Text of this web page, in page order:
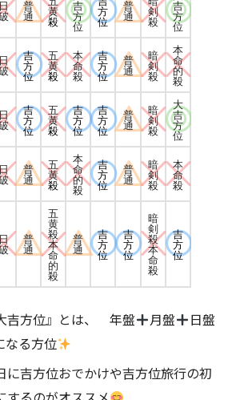
普
通
黄
殺
吉
方
位
方
位
普
通
剣
殺
吉
方
位
吉
方
位
五
黄
殺
本
命
殺
吉
方
位
普
通
暗
剣
殺
本
命
的
殺
吉
方
位
五
黄
殺
吉
方
位
吉
方
位
普
通
暗
剣
殺
大
吉
方
位
普
通
五
黄
殺
本
命
的
殺
吉
方
位
普
通
暗
剣
殺
本
命
殺
普
通
五
黄
殺
本
命
的
殺
普
通
吉
方
位
吉
方
位
暗
剣
殺
本
命
殺
吉
方
位
吉方位』とは、 年盤 月盤
日盤
なる方位
に吉方位おでかけや吉方位旅行の初